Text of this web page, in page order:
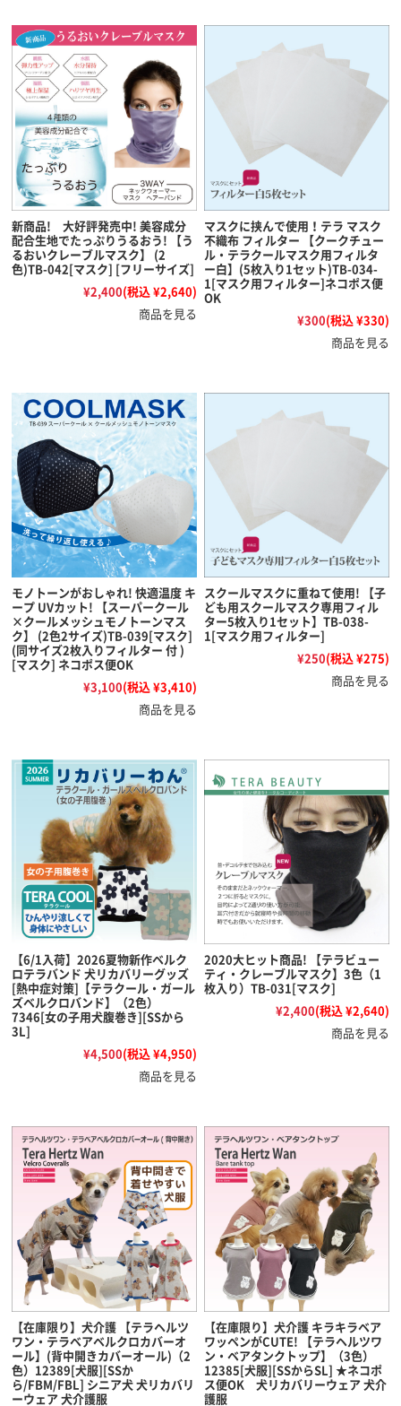
新商品! 大好評発売中! 美容成分
配合生地でたっぷりうるおう! 【う
るおいクレーブルマスク】 (2
色)TB-042[マスク] [フリーサイズ]
¥2,400(税込 ¥2,640)
商品を見る
マスクに挟んで使用！テラ マスク
不織布 フィルター 【クークチュー
ル・テラクールマスク用フィルタ
ー白】(5枚入り1セット)TB-034-
1[マスク用フィルター]ネコポス便
OK
¥300(税込 ¥330)
商品を見る
モノトーンがおしゃれ! 快適温度 キ
ープ UVカット! 【スーパークール
×クールメッシュモノトーンマス
ク】 (2色2サイズ)TB-039[マスク]
(同サイズ2枚入りフィルター 付 )
[マスク] ネコポス便OK
¥3,100(税込 ¥3,410)
商品を見る
スクールマスクに重ねて使用! 【子
ども用スクールマスク専用フィル
ター5枚入り1セット】TB-038-
1[マスク用フィルター]
¥250(税込 ¥275)
商品を見る
【6/1入荷】2026夏物新作ベルク
ロテラバンド 犬リカバリーグッズ
[熱中症対策]【テラクール・ガール
ズベルクロバンド】（2色）
7346[女の子用犬腹巻き][SSから
3L]
¥4,500(税込 ¥4,950)
商品を見る
2020大ヒット商品! 【テラビュー
ティ・クレーブルマスク】3色（1
枚入り）TB-031[マスク]
¥2,400(税込 ¥2,640)
商品を見る
【在庫限り】犬介護 【テラヘルツ
ワン・テラベアベルクロカバーオ
ール】(背中開きカバーオール)（2
色）12389[犬服][SSか
ら/FBM/FBL] シニア犬 犬リカバリ
ーウェア 犬介護服
【在庫限り】犬介護 キラキラベア
ワッペンがCUTE! 【テラヘルツワ
ン・ベアタンクトップ】（3色）
12385[犬服][SSからSL] ★ネコポ
ス便OK 犬リカバリーウェア 犬介
護服